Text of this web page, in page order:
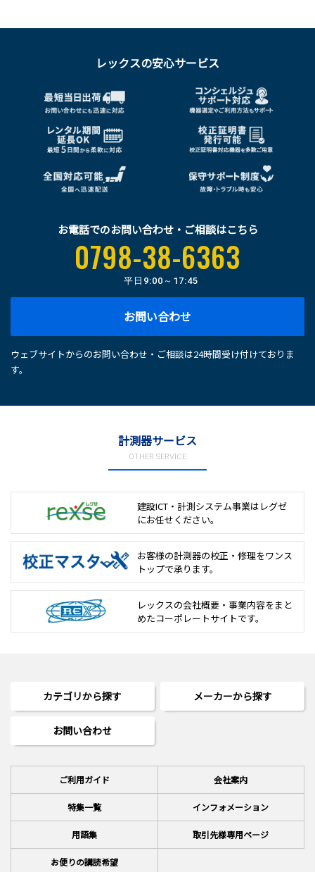
レックスの安心サービス
お電話でのお問い合わせ・ご相談はこちら
0798-38-6363
平日 9:00～17:45
お問い合わせ
ウェブサイトからのお問い合わせ・ご相談は24時間受け付けておりま
す。
計測器サービス
OTHER SERVICE
建設ICT・計測システム事業は レグゼ
にお任せください。
お客様の計測器の校正・修理をワンス
トップで承ります。
レックスの会社概要・事業内容をまと
めたコーポレートサイトです。
カテゴリから探す メーカーから探す
お問い合わせ
ご利用ガイド 会社案内
特集一覧 インフォメーション
用語集 取引先様専用ページ
お便りの講読希望